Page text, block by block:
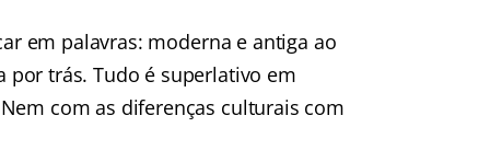
em palavras: moderna e antiga ao
trás. Tudo é superlativo em
com as diferenças culturais com